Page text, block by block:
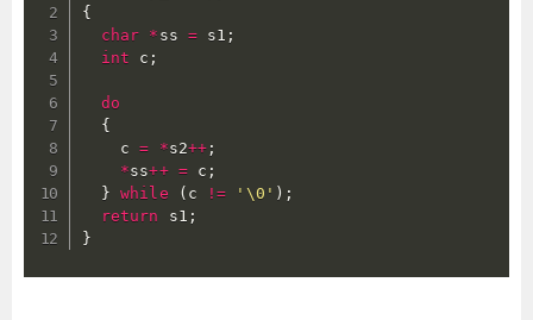
{
char * ss = s1 ;
int c ;
do
{
    c
= *s2++ ;
*ss++ = c ;
}
while ( c != '\0' ) ;
return
s1 ;
}